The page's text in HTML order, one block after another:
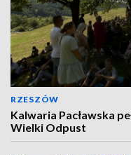
RZESZÓW
Kalwaria Pacławska
Wielki Odpust